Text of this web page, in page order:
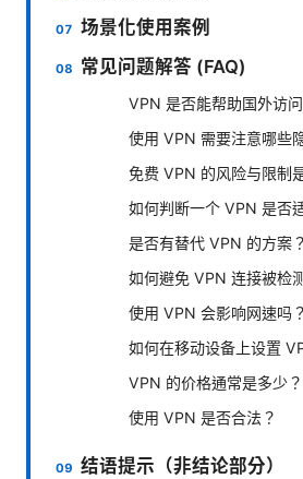
场景化使用案例
常见问题解答 (FAQ)
VPN 是否能帮助国外访
使用 VPN 需要注意哪些
免费 VPN 的风险与限制
如何判断一个 VPN 是否
是否有替代 VPN 的方案？
如何避免 VPN 连接被检
使用 VPN 会影响网速吗？
如何在移动设备上设置
VPN 的价格通常是多少？
使用 VPN 是否合法？
结语提示（非结论部分）